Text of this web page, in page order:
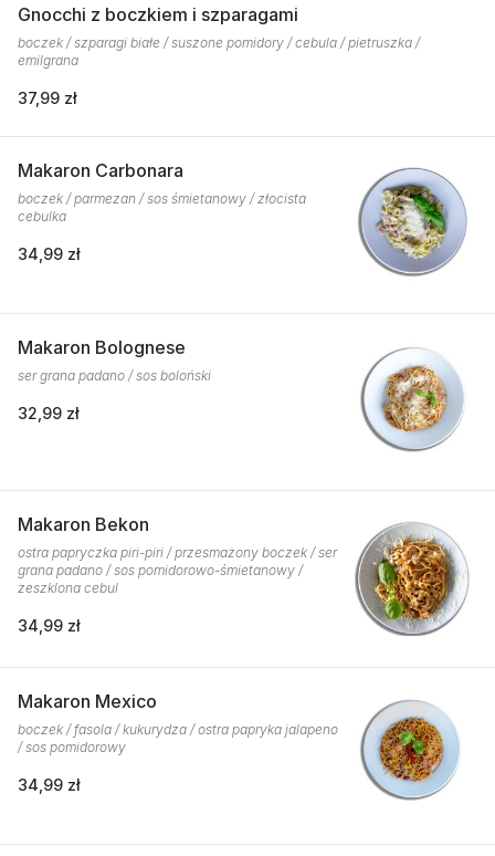
Gnocchi z boczkiem i szparagami
boczek / szparagi białe / suszone pomidory / cebula / pietruszka /
emilgrana
37,99 zł
Makaron Carbonara
boczek / parmezan / sos śmietanowy / złocista
cebulka
34,99 zł
Makaron Bolognese
ser grana padano / sos boloński
32,99 zł
Makaron Bekon
ostra papryczka piri-piri / przesmażony boczek / ser
grana padano / sos pomidorowo-śmietanowy /
zeszklona cebul
34,99 zł
Makaron Mexico
boczek / fasola / kukurydza / ostra papryka jalapeno
/ sos pomidorowy
34,99 zł